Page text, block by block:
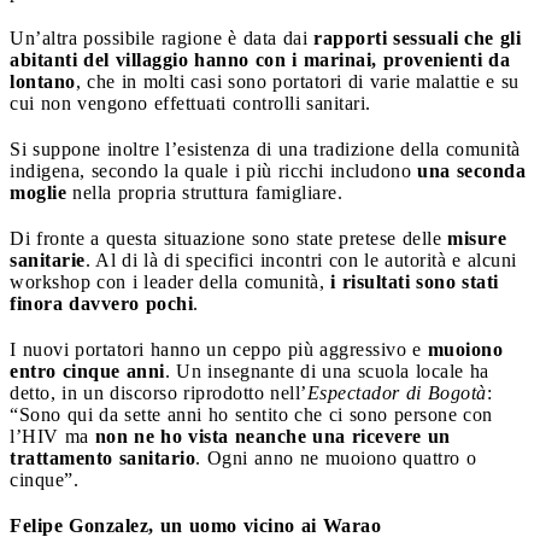
Un’altra possibile ragione è data dai rapporti sessuali che gli
abitanti del villaggio hanno con i marinai, provenienti da
lontano, che in molti casi sono portatori di varie malattie e su
cui non vengono effettuati controlli sanitari.
Si suppone inoltre l’esistenza di una tradizione della comunità
indigena, secondo la quale i più ricchi includono una seconda
moglie nella propria struttura famigliare.
Di fronte a questa situazione sono state pretese delle misure
sanitarie. Al di là di specifici incontri con le autorità e alcuni
workshop con i leader della comunità, i risultati sono stati
finora davvero pochi.
I nuovi portatori hanno un ceppo più aggressivo e muoiono
entro cinque anni. Un insegnante di una scuola locale ha
detto, in un discorso riprodotto nell’Espectador di Bogotà:
“Sono qui da sette anni ho sentito che ci sono persone con
l’HIV ma non ne ho vista neanche una ricevere un
trattamento sanitario. Ogni anno ne muoiono quattro o
cinque”.
Felipe Gonzalez, un uomo vicino ai Warao